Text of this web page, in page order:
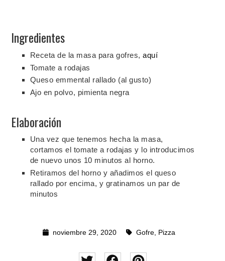
Ingredientes
Receta de la masa para gofres,aquí
Tomate a rodajas
Queso emmental rallado (al gusto)
Ajo en polvo, pimienta negra
Elaboración
Una vez que tenemos hecha la masa,
cortamos el tomate a rodajas y lo introducimos
de nuevo unos 10 minutos al horno.
Retiramos del horno y añadimos el queso
rallado por encima, y gratinamos un par de
minutos
noviembre 29, 2020 Gofre, Pizza